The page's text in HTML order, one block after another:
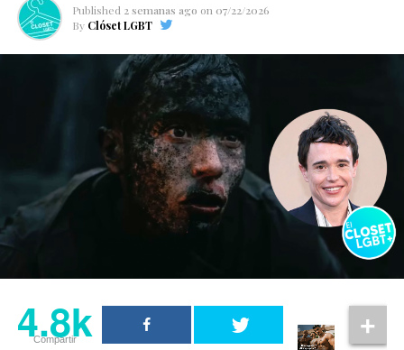
Published 2 semanas ago on 07/22/2026
By Clóset LGBT
4.8k
Compartir